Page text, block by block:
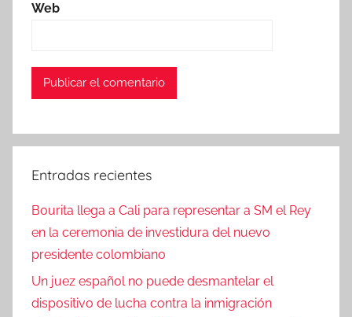
Web
Entradas recientes
Bourita llega a Cali para representar a SM el Rey
en la ceremonia de investidura del nuevo
presidente colombiano
Un juez español no puede desmantelar el
dispositivo de lucha contra la inmigración